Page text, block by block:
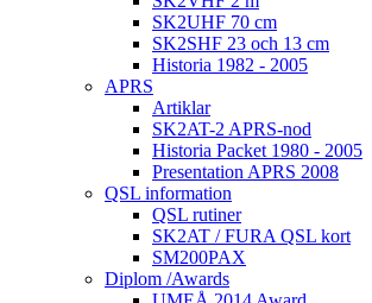
SK2UHF 70 cm
SK2SHF 23 och 13 cm
Historia 1982 - 2005
APRS
Artiklar
SK2AT-2 APRS-nod
Historia Packet 1980 - 2005
Presentation APRS 2008
QSL information
QSL rutiner
SK2AT / FURA QSL kort
SM200PAX
Diplom /Awards